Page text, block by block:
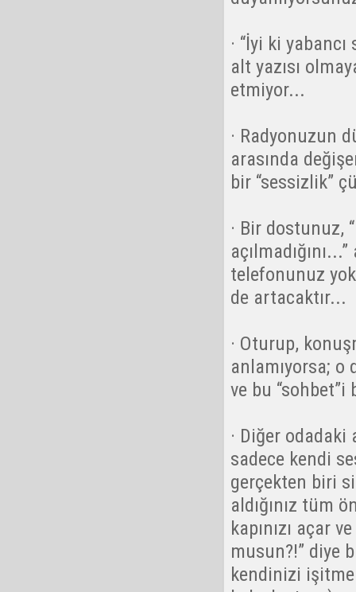
· “İyi ki
alt yazısı
etmiyor...
· Radyonuzun
arasında
bir “sessizlik”
· Bir dostunuz,
telefonunuz
de artacaktır...
· Oturup,
anlamıyorsa; o
ve bu
· Diğer
sadece kendi
gerçekten biri
aldığınız tüm
kapınızı açar
musun?!” diye
kendinizi